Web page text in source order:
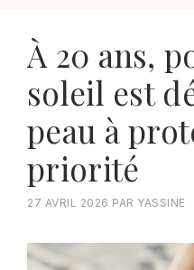
À 20 ans,
soleil est
peau à
priorité
27 AVRIL 2026 PAR YASSINE